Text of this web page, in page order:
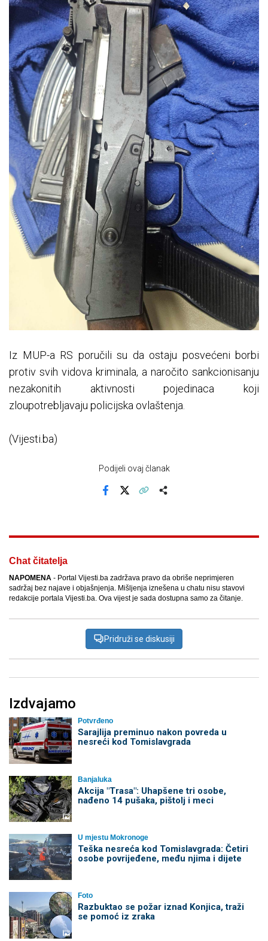
Iz MUP-a RS poručili su da ostaju posvećeni borbi
protiv svih vidova kriminala, a naročito sankcionisanju
nezakonitih aktivnosti pojedinaca koji
zloupotrebljavaju policijska ovlaštenja.
(Vijesti.ba)
Podijeli ovaj članak
Chat čitatelja
NAPOMENA - Portal Vijesti.ba zadržava pravo da obriše neprimjeren
sadržaj bez najave i objašnjenja. Mišljenja iznešena u chatu nisu stavovi
redakcije portala Vijesti.ba. Ova vijest je sada dostupna samo za čitanje.
Pridruži se diskusiji
Izdvajamo
Potvrđeno
Sarajlija preminuo nakon povreda u
nesreći kod Tomislavgrada
Banjaluka
Akcija "Trasa": Uhapšene tri osobe,
nađeno 14 pušaka, pištolj i meci
U mjestu Mokronoge
Teška nesreća kod Tomislavgrada: Četiri
osobe povrijeđene, među njima i dijete
Foto
Razbuktao se požar iznad Konjica, traži
se pomoć iz zraka